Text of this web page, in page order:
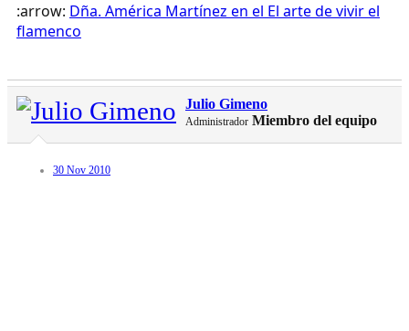
:arrow: Dña. América Martínez en el El arte de vivir el
flamenco
Julio Gimeno
Administrador Miembro del equipo
30 Nov 2010